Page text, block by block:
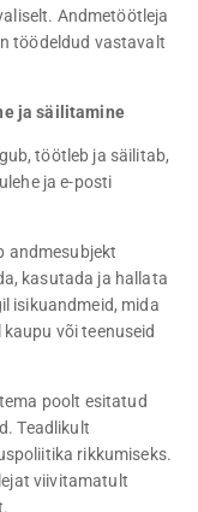
Andmetöötleja
töödeldud vastavalt
ja säilitamine
töötleb ja säilitab,
ja e-posti
andmesubjekt
kasutada ja hallata
isikuandmeid, mida
või teenuseid
poolt esitatud
Teadlikult
rikkumiseks.
viivitamatult